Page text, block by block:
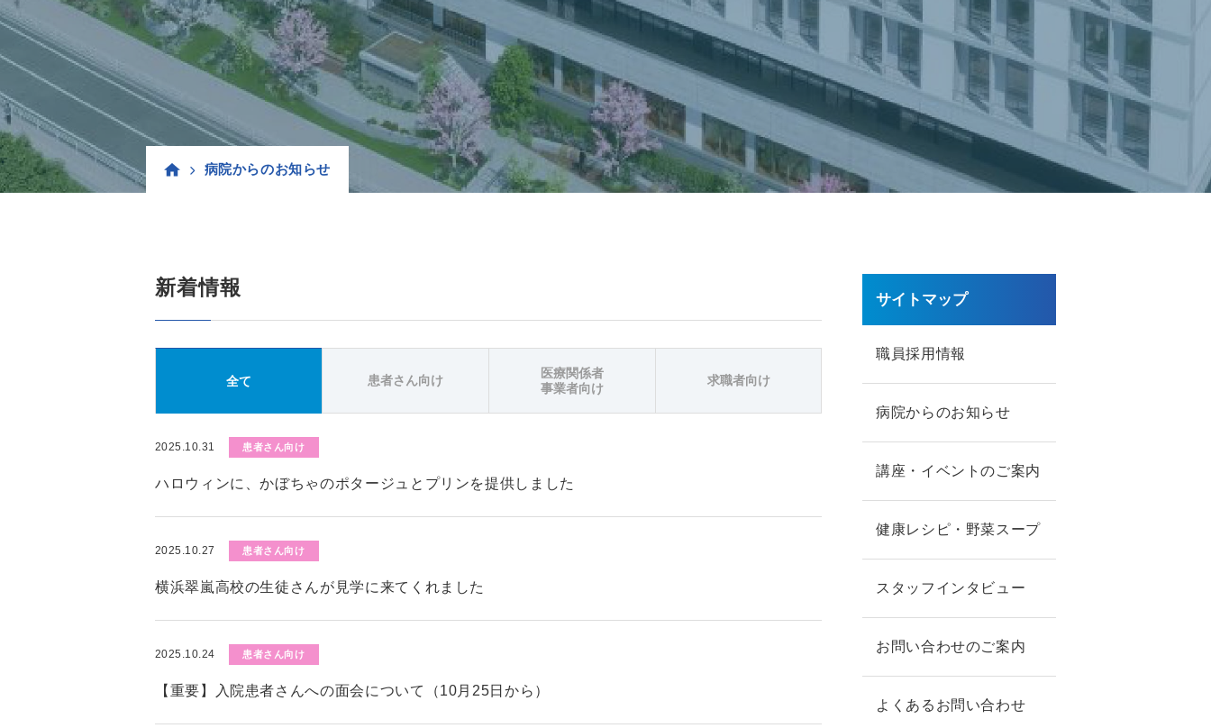
病院からのお知らせ
新着情報
全て 患者さん向け
医療関係者
事業者向け
求職者向け
2025.10.31 患者さん向け
ハロウィンに、かぼちゃのポタージュとプリンを提供しました
2025.10.27 患者さん向け
横浜翠嵐高校の生徒さんが見学に来てくれました
2025.10.24 患者さん向け
【重要】入院患者さんへの面会について（10月25日から）
サイトマップ
職員採用情報
病院からのお知らせ
講座・イベントのご案内
健康レシピ・野菜スープ
スタッフインタビュー
お問い合わせのご案内
よくあるお問い合わせ